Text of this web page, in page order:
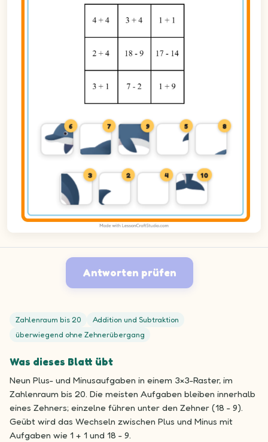
6 7 9 5 8
3 2 4 10
Antworten prüfen
Zahlenraum bis 20
Addition und Subtraktion
überwiegend ohne Zehnerübergang
Was dieses Blatt übt
Neun Plus- und Minusaufgaben in einem 3×3-Raster, im
Zahlenraum bis 20. Die meisten Aufgaben bleiben innerhalb
eines Zehners; einzelne führen unter den Zehner (18 - 9).
Geübt wird das Wechseln zwischen Plus und Minus mit
Aufgaben wie 1 + 1 und 18 - 9.